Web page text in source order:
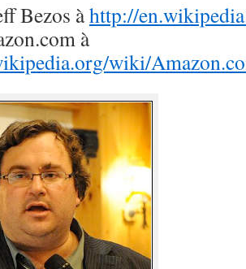
Bezos àhttp://
à
wiki/